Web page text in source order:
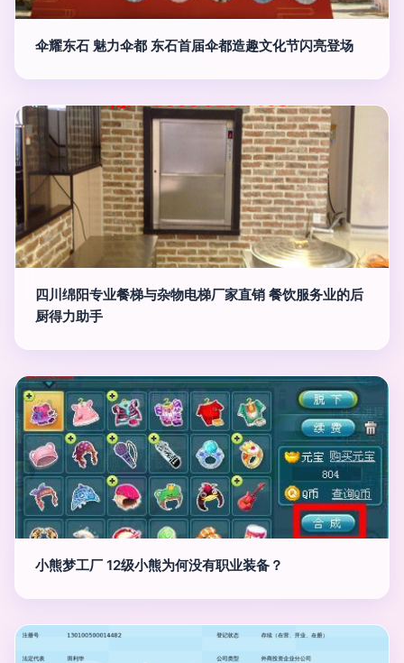
伞耀东石 魅力伞都 东石首届伞都造趣文化节闪亮登场
四川绵阳专业餐梯与杂物电梯厂家直销 餐饮服务业的后
厨得力助手
小熊梦工厂 12级小熊为何没有职业装备？